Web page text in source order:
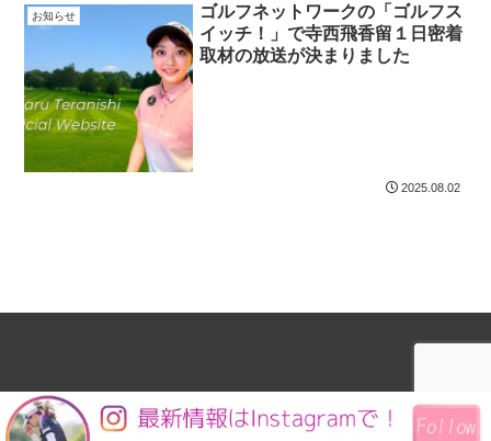
お知らせ
ゴルフネットワークの「ゴルフス
イッチ！」で寺西飛香留１日密着
取材の放送が決まりました
2025.08.02